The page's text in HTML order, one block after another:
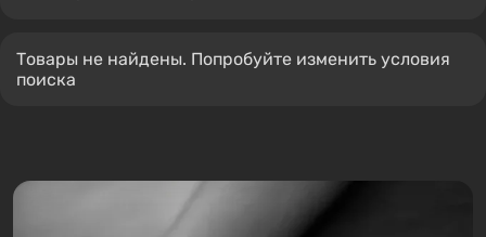
Товары не найдены. Попробуйте изменить условия
поиска